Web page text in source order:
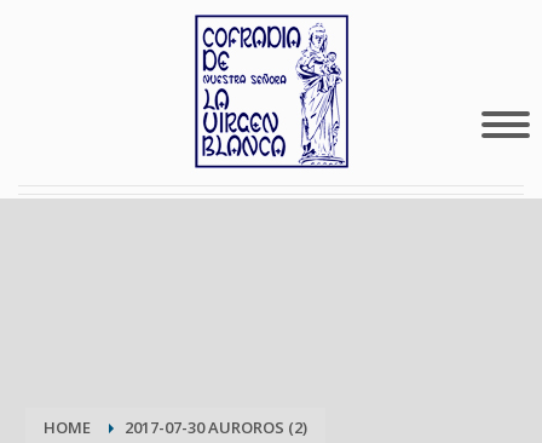
HOME 2017-07-30 AUROROS (2)